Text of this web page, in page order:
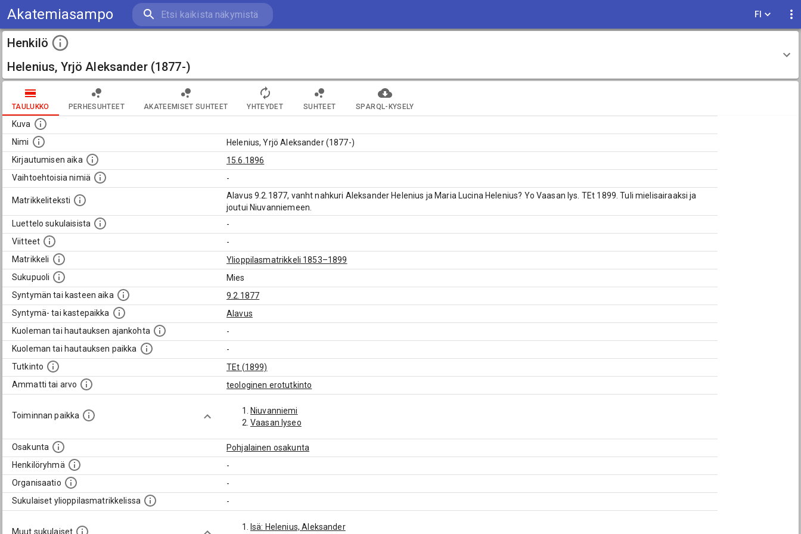
Akatemiasampo FI
Henkilö
Helenius, Yrjö Aleksander (1877-)
TAULUKKO PERHESUHTEET AKATEEMISET SUHTEET YHTEYDET SUHTEET SPARQL-KYSELY
Kuva
Nimi
Helenius, Yrjö Aleksander (1877-)
Kirjautumisen aika
15.6.1896
Vaihtoehtoisia nimiä
-
Matrikkeliteksti
Alavus 9.2.1877, vanht nahkuri Aleksander Helenius ja Maria Lucina Helenius? Yo Vaasan lys. TEt 1899. Tuli mielisairaaksi ja
joutui Niuvanniemeen.
Luettelo sukulaisista
-
Viitteet
-
Matrikkeli
Ylioppilasmatrikkeli 1853–1899
Sukupuoli
Mies
Syntymän tai kasteen aika
9.2.1877
Syntymä- tai kastepaikka
Alavus
Kuoleman tai hautauksen ajankohta
-
Kuoleman tai hautauksen paikka
-
Tutkinto
TEt (1899)
Ammatti tai arvo
teologinen erotutkinto
Toiminnan paikka
Niuvanniemi
Vaasan lyseo
Osakunta
Pohjalainen osakunta
Henkilöryhmä
-
Organisaatio
-
Sukulaiset ylioppilasmatrikkelissa
-
Muut sukulaiset
Isä: Helenius, Aleksander